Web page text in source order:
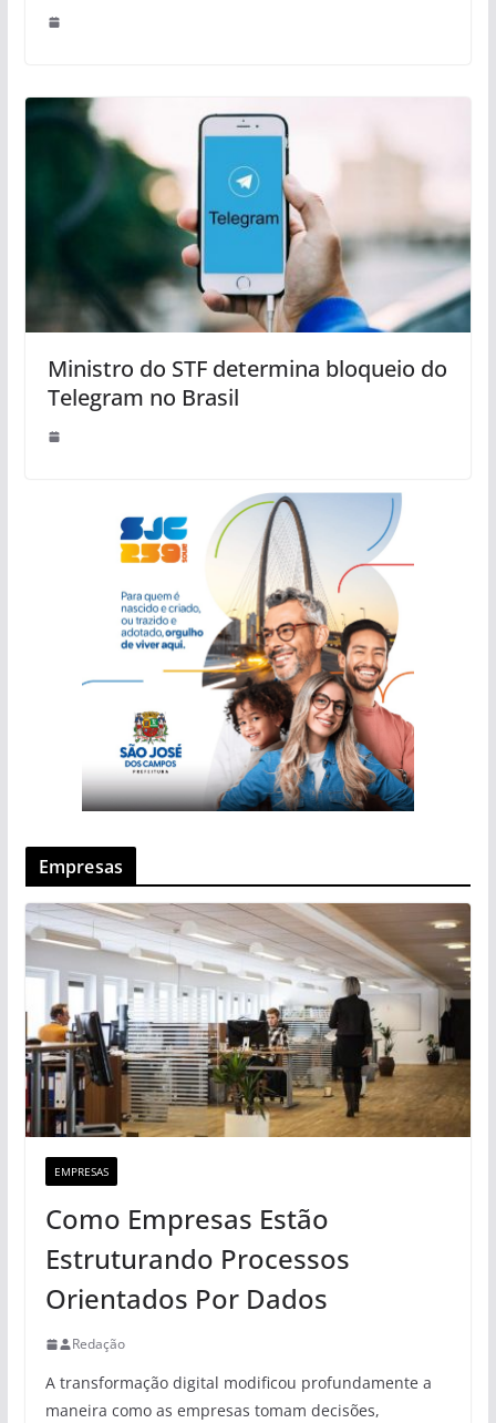
Ministro do STF determina bloqueio do
Telegram no Brasil
Empresas
EMPRESAS
Como Empresas Estão
Estruturando Processos
Orientados Por Dados
Redação
A transformação digital modificou profundamente a
maneira como as empresas tomam decisões,